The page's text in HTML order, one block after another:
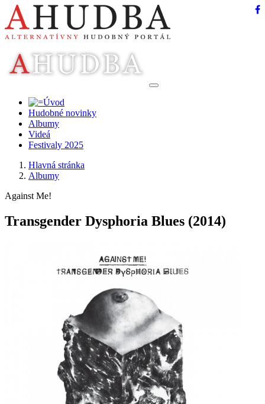
Hudobné novinky
Albumy
Videá
Festivaly 2025
Hlavná stránka
Albumy
Against Me!
Transgender Dysphoria Blues (2014)